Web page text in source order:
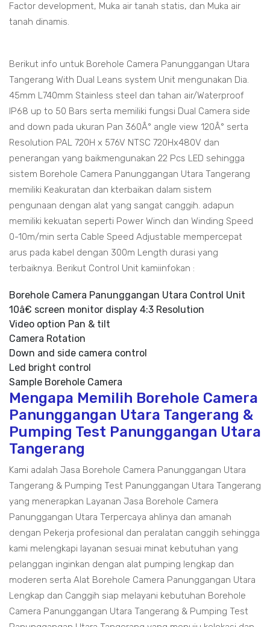
Factor development, Muka air tanah statis, dan Muka air
tanah dinamis.
Berikut info untuk Borehole Camera Panunggangan Utara
Tangerang With Dual Leans system Unit mengunakan Dia.
45mm L740mm Stainless steel dan tahan air/Waterproof
IP68 up to 50 Bars serta memiliki fungsi Dual Camera side
and down pada ukuran Pan 360Â° angle view 120Â° serta
Resolution PAL 720H x 576V NTSC 720Hx480V dan
penerangan yang baikmengunakan 22 Pcs LED sehingga
sistem Borehole Camera Panunggangan Utara Tangerang
memiliki Keakuratan dan kterbaikan dalam sistem
pengunaan dengan alat yang sangat canggih. adapun
memiliki kekuatan seperti Power Winch dan Winding Speed
0-10m/min serta Cable Speed Adjustable mempercepat
arus pada kabel dengan 300m Length durasi yang
terbaiknya. Berikut Control Unit kamiinfokan :
Borehole Camera Panunggangan Utara Control Unit
10â€ screen monitor display 4:3 Resolution
Video option Pan & tilt
Camera Rotation
Down and side camera control
Led bright control
Sample Borehole Camera
Mengapa Memilih Borehole Camera
Panunggangan Utara Tangerang &
Pumping Test Panunggangan Utara
Tangerang
Kami adalah Jasa Borehole Camera Panunggangan Utara
Tangerang & Pumping Test Panunggangan Utara Tangerang
yang menerapkan Layanan Jasa Borehole Camera
Panunggangan Utara Terpercaya ahlinya dan amanah
dengan Pekerja profesional dan peralatan canggih sehingga
kami melengkapi layanan sesuai minat kebutuhan yang
pelanggan inginkan dengan alat pumping lengkap dan
moderen serta Alat Borehole Camera Panunggangan Utara
Lengkap dan Canggih siap melayani kebutuhan Borehole
Camera Panunggangan Utara Tangerang & Pumping Test